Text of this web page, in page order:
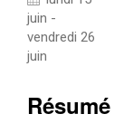
juin -
vendredi 26
juin
Résumé